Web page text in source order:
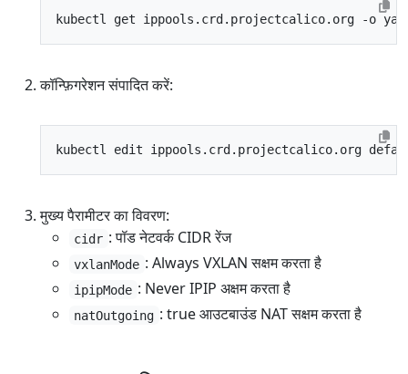
कॉन्फ़िगरेशन संपादित करें:
मुख्य पैरामीटर का विवरण:
cidr : पॉड नेटवर्क CIDR रेंज
vxlanMode : Always VXLAN सक्षम करता है
ipipMode : Never IPIP अक्षम करता है
natOutgoing : true आउटबाउंड NAT सक्षम करता है